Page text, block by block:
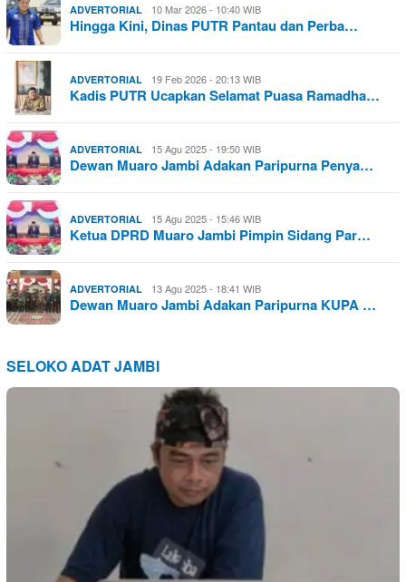
ADVERTORIAL 10 Mar 2026 - 10:40 WIB
Hingga Kini, Dinas PUTR Pantau dan Perba…
ADVERTORIAL 19 Feb 2026 - 20:13 WIB
Kadis PUTR Ucapkan Selamat Puasa Ramadha…
ADVERTORIAL 15 Agu 2025 - 19:50 WIB
Dewan Muaro Jambi Adakan Paripurna Penya…
ADVERTORIAL 15 Agu 2025 - 15:46 WIB
Ketua DPRD Muaro Jambi Pimpin Sidang Par…
ADVERTORIAL 13 Agu 2025 - 18:41 WIB
Dewan Muaro Jambi Adakan Paripurna KUPA …
SELOKO ADAT JAMBI